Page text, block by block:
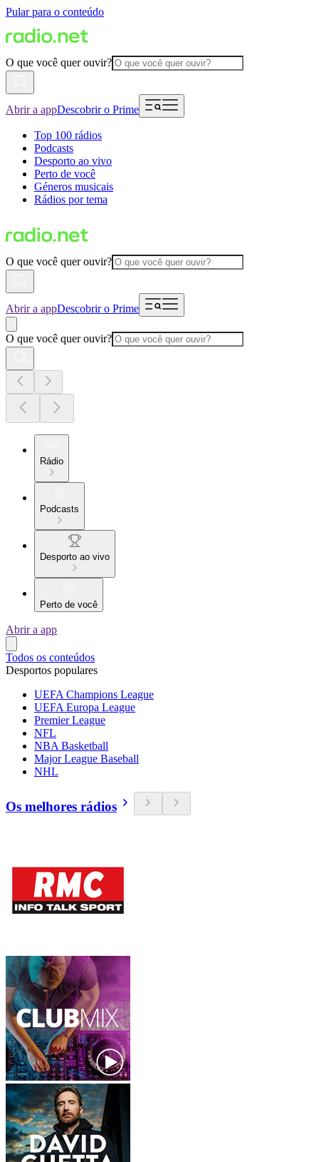
Pular para o conteúdo
O que você quer ouvir?
Abrir a appDescobrir o Prime
Top 100 rádios
Podcasts
Desporto ao vivo
Perto de você
Géneros musicais
Rádios por tema
O que você quer ouvir?
Abrir a appDescobrir o Prime
O que você quer ouvir?
Rádio
Podcasts
Desporto ao vivo
Perto de você
Abrir a app
Todos os conteúdos
Desportos populares
UEFA Champions League
UEFA Europa League
Premier League
NFL
NBA Basketball
Major League Baseball
NHL
Os melhores rádios